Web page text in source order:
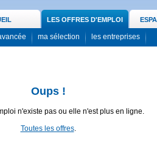
LES OFFRES D'EMPLOI
ma sélection les entreprises
Oups !
n'existe pas ou elle n'est plus en ligne.
Toutes les offres.